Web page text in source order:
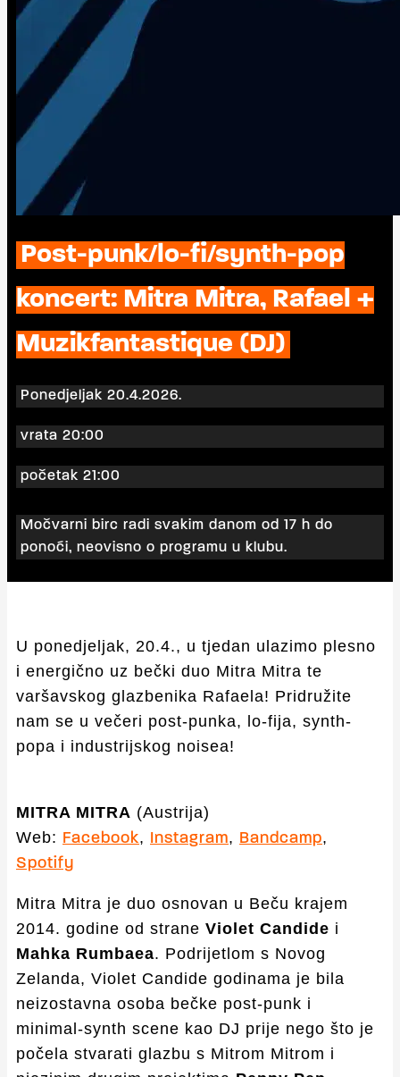
Post-punk/lo-fi/synth-pop
koncert: Mitra Mitra, Rafael +
Muzikfantastique (DJ)
Ponedjeljak 20.4.2026.
vrata 20:00
početak 21:00
Močvarni birc radi svakim danom od 17 h do
ponoći, neovisno o programu u klubu.
U ponedjeljak, 20.4., u tjedan ulazimo plesno
i energično uz bečki duo Mitra Mitra te
varšavskog glazbenika Rafaela! Pridružite
nam se u večeri post-punka, lo-fija, synth-
popa i industrijskog noisea!
MITRA MITRA (Austrija)
Web: Facebook, Instagram, Bandcamp,
Spotify
Mitra Mitra je duo osnovan u Beču krajem
2014. godine od strane Violet Candide i
Mahka Rumbaea. Podrijetlom s Novog
Zelanda, Violet Candide godinama je bila
neizostavna osoba bečke post-punk i
minimal-synth scene kao DJ prije nego što je
počela stvarati glazbu s Mitrom Mitrom i